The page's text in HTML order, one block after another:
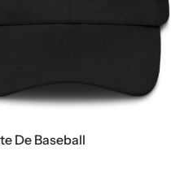
Casquette De Baseball